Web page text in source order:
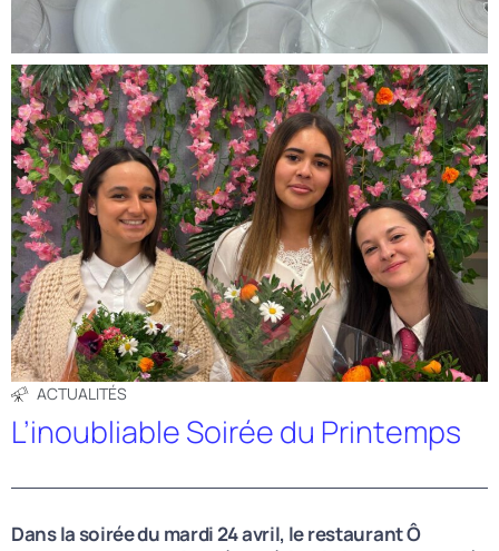
ACTUALITÉS
L’inoubliable Soirée du Printemps
Dans la soirée du mardi 24 avril, le restaurant Ô